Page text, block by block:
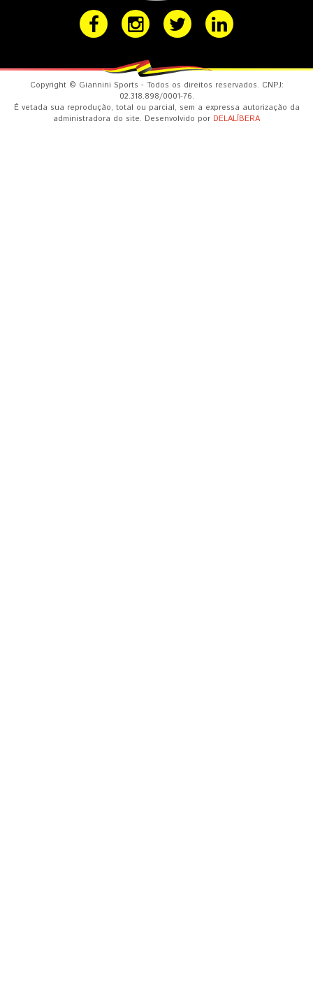
Copyright © Giannini Sports - Todos os direitos reservados. CNPJ:
02.318.898/0001-76.
É vetada sua reprodução, total ou parcial, sem a expressa autorização da
administradora do site. Desenvolvido por DELALÍBERA